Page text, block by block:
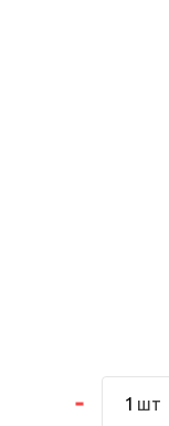
шт